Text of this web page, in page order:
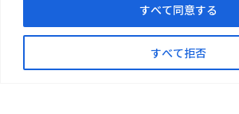
すべて拒否
すべて同意する